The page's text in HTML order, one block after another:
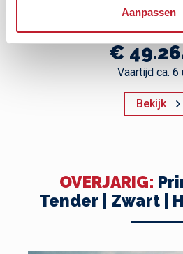
Aanpassen
| 100%
€
Vaartijd ca. 6
Bekijk
OVERJARIG:
Tender | Zwart |